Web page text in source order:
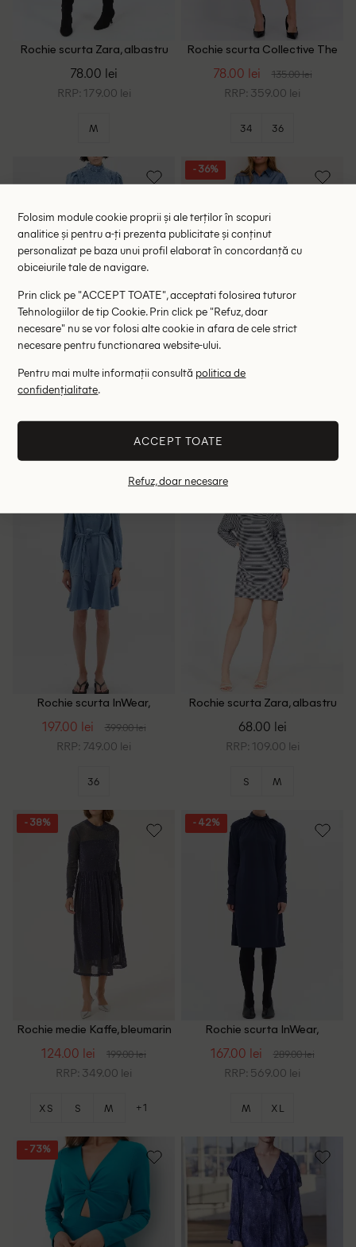
Rochie scurta Zara, albastru
78.00 lei
RRP: 179.00 lei
M
Rochie scurta Collective The
78.00 lei 135.00 lei
RRP: 359.00 lei
34 36
Rochie scurta Bershka,
albastru
68.00 lei
RRP: 129.00 lei
- 36%
Rochie scurta Kaffe, albastru
RRP: 349.00 lei
Rochie scurta InWear,
197.00 lei 399.00 lei
RRP: 749.00 lei
36
Rochie scurta Zara, albastru
68.00 lei
RRP: 109.00 lei
S M
- 38%
Rochie medie Kaffe, bleumarin
124.00 lei 199.00 lei
RRP: 349.00 lei
XS S M +1
- 42%
Rochie scurta InWear,
167.00 lei 289.00 lei
RRP: 569.00 lei
M XL
- 73%
Folosim module cookie proprii și ale terților în scopuri
analitice și pentru a-ți prezenta publicitate și conținut
personalizat pe baza unui profil elaborat în concordanță cu
obiceiurile tale de navigare.
Prin click pe "ACCEPT TOATE", acceptati folosirea tuturor
Tehnologiilor de tip Cookie. Prin click pe "Refuz, doar
necesare" nu se vor folosi alte cookie in afara de cele strict
necesare pentru functionarea website-ului.
Pentru mai multe informații consultă politica de
confidențialitate.
ACCEPT TOATE
Refuz, doar necesare